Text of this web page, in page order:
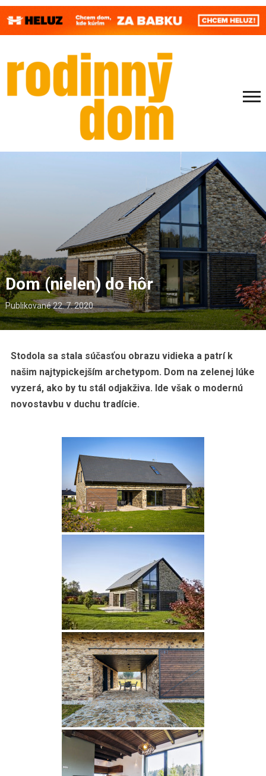
Dom (nielen) do hôr
Publikované22. 7. 2020
Stodola sa stala súčasťou obrazu vidieka a patrí k
našim najtypickejším archetypom. Dom na zelenej lúke
vyzerá, ako by tu stál odjakživa. Ide však o modernú
novostavbu v duchu tradície.